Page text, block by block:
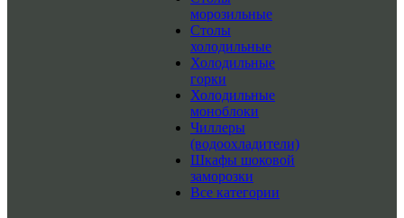
морозильные
Столы
холодильные
Холодильные
горки
Холодильные
моноблоки
Чиллеры
(водоохладители)
Шкафы шоковой
заморозки
Все категории